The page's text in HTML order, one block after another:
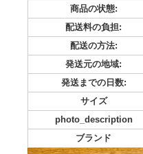
お願いいたします。
カテゴリー:
商品のサイズ:
ブランド:
商品の状態:
配送料の負担:
配送の方法:
発送元の地域: